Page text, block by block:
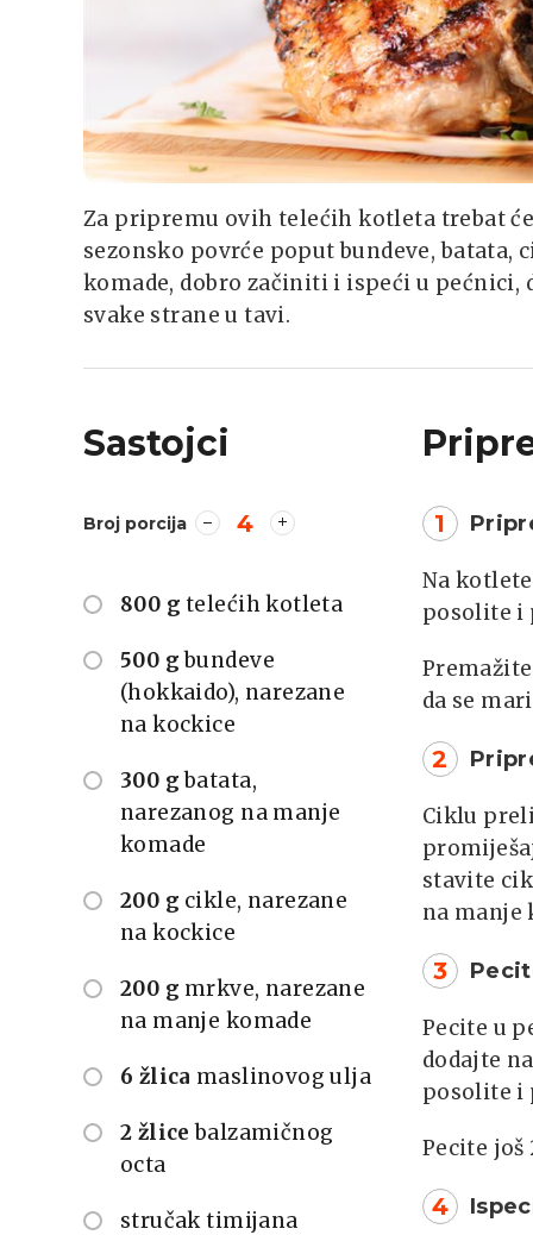
Za pripremu ovih telećih kotleta trebat
sezonsko povrće poput bundeve,
komade, dobro začiniti i ispeći u
svake strane u tavi.
Sastojci
Broj porcija 4
800 g telećih kotleta
500 g bundeve
(hokkaido), narezane
na kockice
300 g batata,
narezanog na manje
komade
200 g cikle, narezane
na kockice
200 g mrkve, narezane
na manje komade
6 žlica maslinovog ulja
2 žlice balzamičnog
octa
stručak timijana
1
Na
posolite i
da se
2
Ciklu
stavite
na manje
3
Pecite u
dodajte
posolite i
Pecite
4